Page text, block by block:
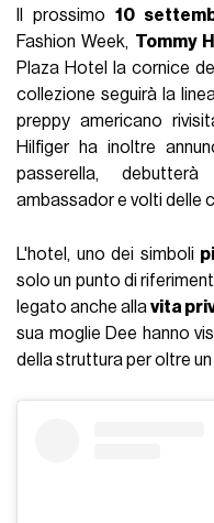
Il prossimo10
Fashion Week, Tommy
Plaza Hotel la cornice
collezione seguirà la
preppy americano
Hilfiger ha inoltre
passerella,
ambassador e volti delle
L'hotel, uno dei simboli
solo un punto di
legato anche allavita
sua moglie Dee hanno
della struttura per oltre